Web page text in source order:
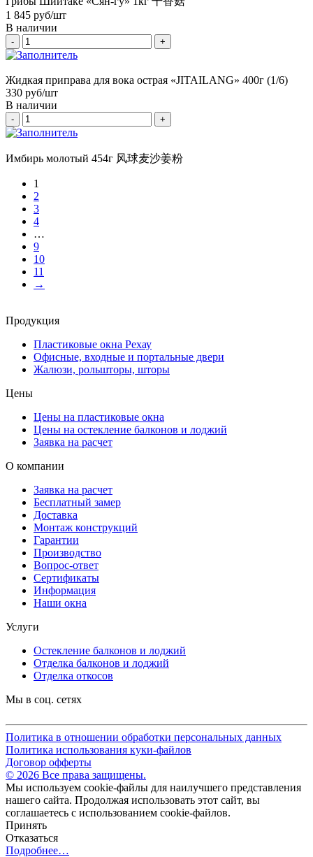
1 845 руб/шт
В наличии
- +
Жидкая приправа для вока острая «JITAILANG» 400г (1/6)
330 руб/шт
В наличии
- +
Имбирь молотый 454г 风球麦沙姜粉
1
2
3
4
…
9
10
11
→
Продукция
Пластиковые окна Рехау
Офисные, входные и портальные двери
Жалюзи, рольшторы, шторы
Цены
Цены на пластиковые окна
Цены на остекление балконов и лоджий
Заявка на расчет
О компании
Заявка на расчет
Бесплатный замер
Доставка
Монтаж конструкций
Гарантии
Производство
Вопрос-ответ
Сертификаты
Информация
Наши окна
Услуги
Остекление балконов и лоджий
Отделка балконов и лоджий
Отделка откосов
Мы в соц. сетях
Политика в отношении обработки персональных данных
Политика использования куки-файлов
Договор офферты
© 2026 Все права защищены.
Мы используем cookie-файлы для наилучшего представления
нашего сайта. Продолжая использовать этот сайт, вы
соглашаетесь с использованием cookie-файлов.
Принять
Отказаться
Подробнее…